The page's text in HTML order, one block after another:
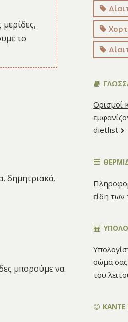
το
δημητριακά,
μπορούμε να
Ορισμοί
dietlist
είδη
σώμα σας
του
ΚΑΝΤΕ